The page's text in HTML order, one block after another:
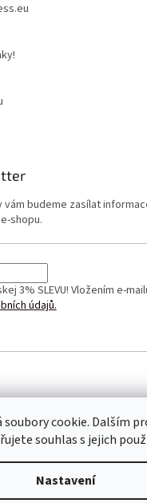
cookie. Dalším
souhlas s jejich
Nastavení
vám budeme zasílat
shopu.
3% SLEVU! Vložením e-
údajů.